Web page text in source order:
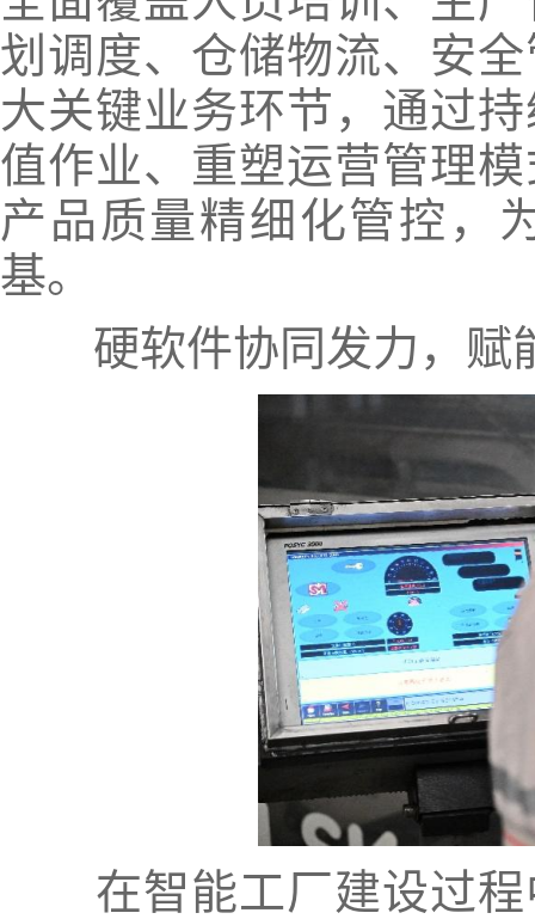
划调度、仓储物流、安
大关键业务环节，通过
值作业、重塑运营管理
产品质量精细化管控，
基。
硬软件协同发力，赋
在智能工厂建设过程